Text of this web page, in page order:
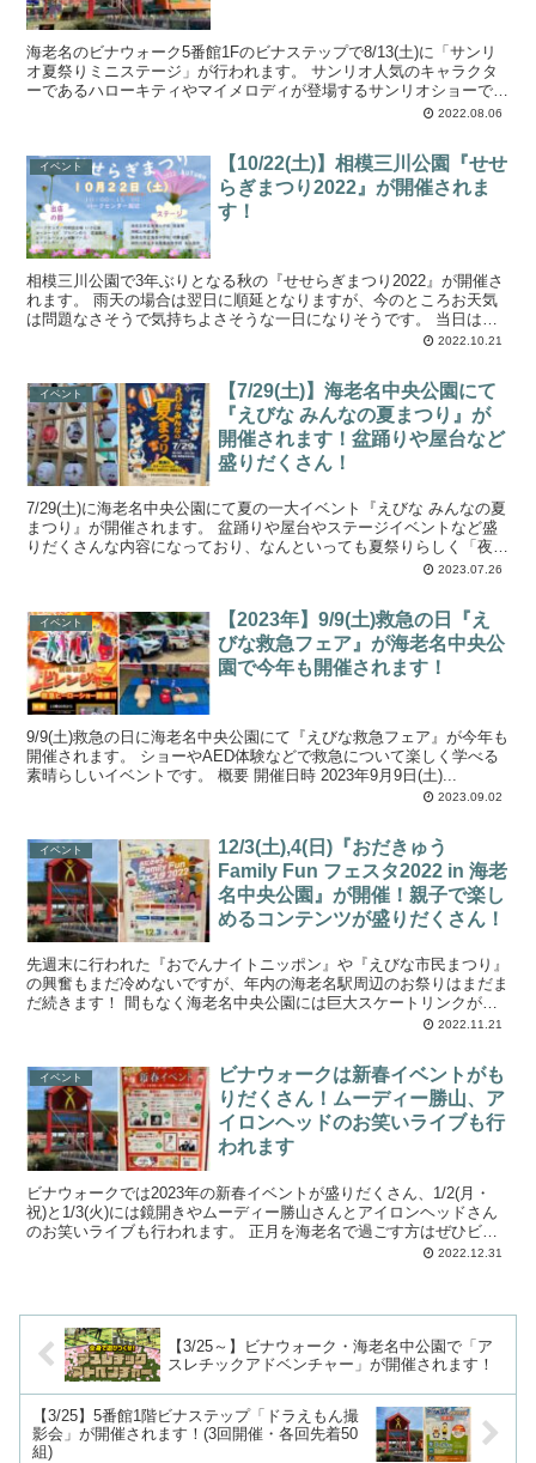
海老名のビナウォーク5番館1Fのビナステップで8/13(土)に「サンリ
オ夏祭りミニステージ」が行われます。 サンリオ人気のキャラクタ
ーであるハローキティやマイメロディが登場するサンリオショーで
2022.08.06
イベント
【10/22(土)】相模三川公園『せせ
らぎまつり2022』が開催されま
す！
相模三川公園で3年ぶりとなる秋の『せせらぎまつり2022』が開催さ
れます。 雨天の場合は翌日に順延となりますが、今のところお天気
は問題なさそうで気持ちよさそうな一日になりそうです。 当日は各
2022.10.21
イベント
【7/29(土)】海老名中央公園にて
『えびな みんなの夏まつり』が
開催されます！盆踊りや屋台など
盛りだくさん！
7/29(土)に海老名中央公園にて夏の一大イベント『えびな みんなの夏
まつり』が開催されます。 盆踊りや屋台やステージイベントなど盛
りだくさんな内容になっており、なんといっても夏祭りらしく「夜」
2023.07.26
イベント
【2023年】9/9(土)救急の日『え
びな救急フェア』が海老名中央公
園で今年も開催されます！
9/9(土)救急の日に海老名中央公園にて『えびな救急フェア』が今年も
開催されます。 ショーやAED体験などで救急について楽しく学べる
素晴らしいイベントです。 概要 開催日時 2023年9月9日(土)...
2023.09.02
イベント
12/3(土),4(日)『おだきゅう
Family Fun フェスタ2022 in 海老
名中央公園』が開催！親子で楽し
めるコンテンツが盛りだくさん！
先週末に行われた『おでんナイトニッポン』や『えびな市民まつり』
の興奮もまだ冷めないですが、年内の海老名駅周辺のお祭りはまだま
だ続きます！ 間もなく海老名中央公園には巨大スケートリンクが登
2022.11.21
イベント
ビナウォークは新春イベントがも
りだくさん！ムーディー勝山、ア
イロンヘッドのお笑いライブも行
われます
ビナウォークでは2023年の新春イベントが盛りだくさん、1/2(月・
祝)と1/3(火)には鏡開きやムーディー勝山さんとアイロンヘッドさん
のお笑いライブも行われます。 正月を海老名で過ごす方はぜひビナ
2022.12.31
【3/25～】ビナウォーク・海老名中公園で「ア
スレチックアドベンチャー」が開催されます！
【3/25】5番館1階ビナステップ「ドラえもん撮
影会」が開催されます！(3回開催・各回先着50
組)